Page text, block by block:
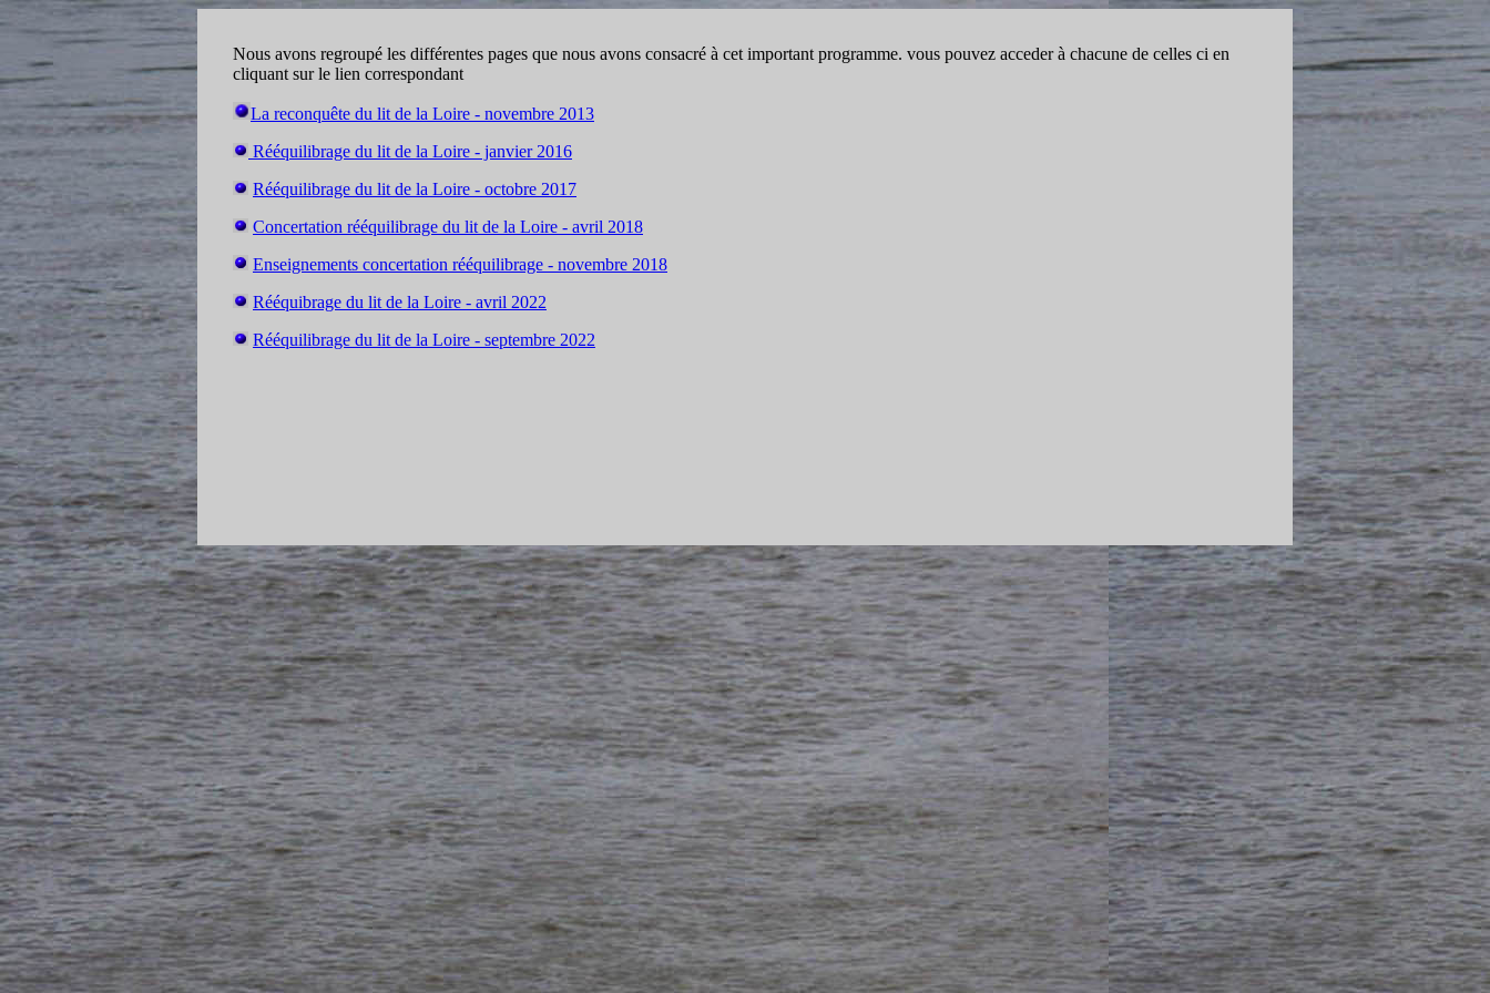
Nous avons regroupé les différentes pages que nous avons consacré à cet important programme. vous pouvez acceder à chacune de celles ci en
cliquant sur le lien correspondant
La reconquête du lit de la Loire - novembre 2013
Rééquilibrage du lit de la Loire - janvier 2016
Rééquilibrage du lit de la Loire - octobre 2017
Concertation rééquilibrage du lit de la Loire - avril 2018
Enseignements concertation rééquilibrage - novembre 2018
Rééquibrage du lit de la Loire - avril 2022
Rééquilibrage du lit de la Loire - septembre 2022